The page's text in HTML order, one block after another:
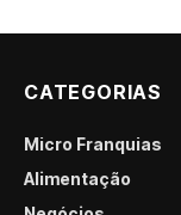
CATEGORIAS
Micro Franquias
Alimentação